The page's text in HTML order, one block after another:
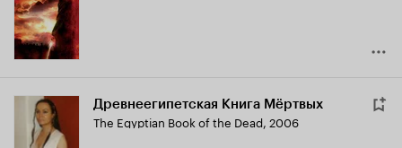
3.3
Древнеегипетская Книга Мёртвых
The Egyptian Book of the Dead, 2006